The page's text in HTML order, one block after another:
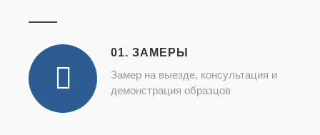
01. ЗАМЕРЫ
Замер на выезде, консультация и
демонстрация образцов